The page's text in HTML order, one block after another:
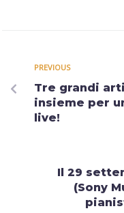
PREVIOUS
Tre grandi
insieme per
live!
Il 29
(Sony